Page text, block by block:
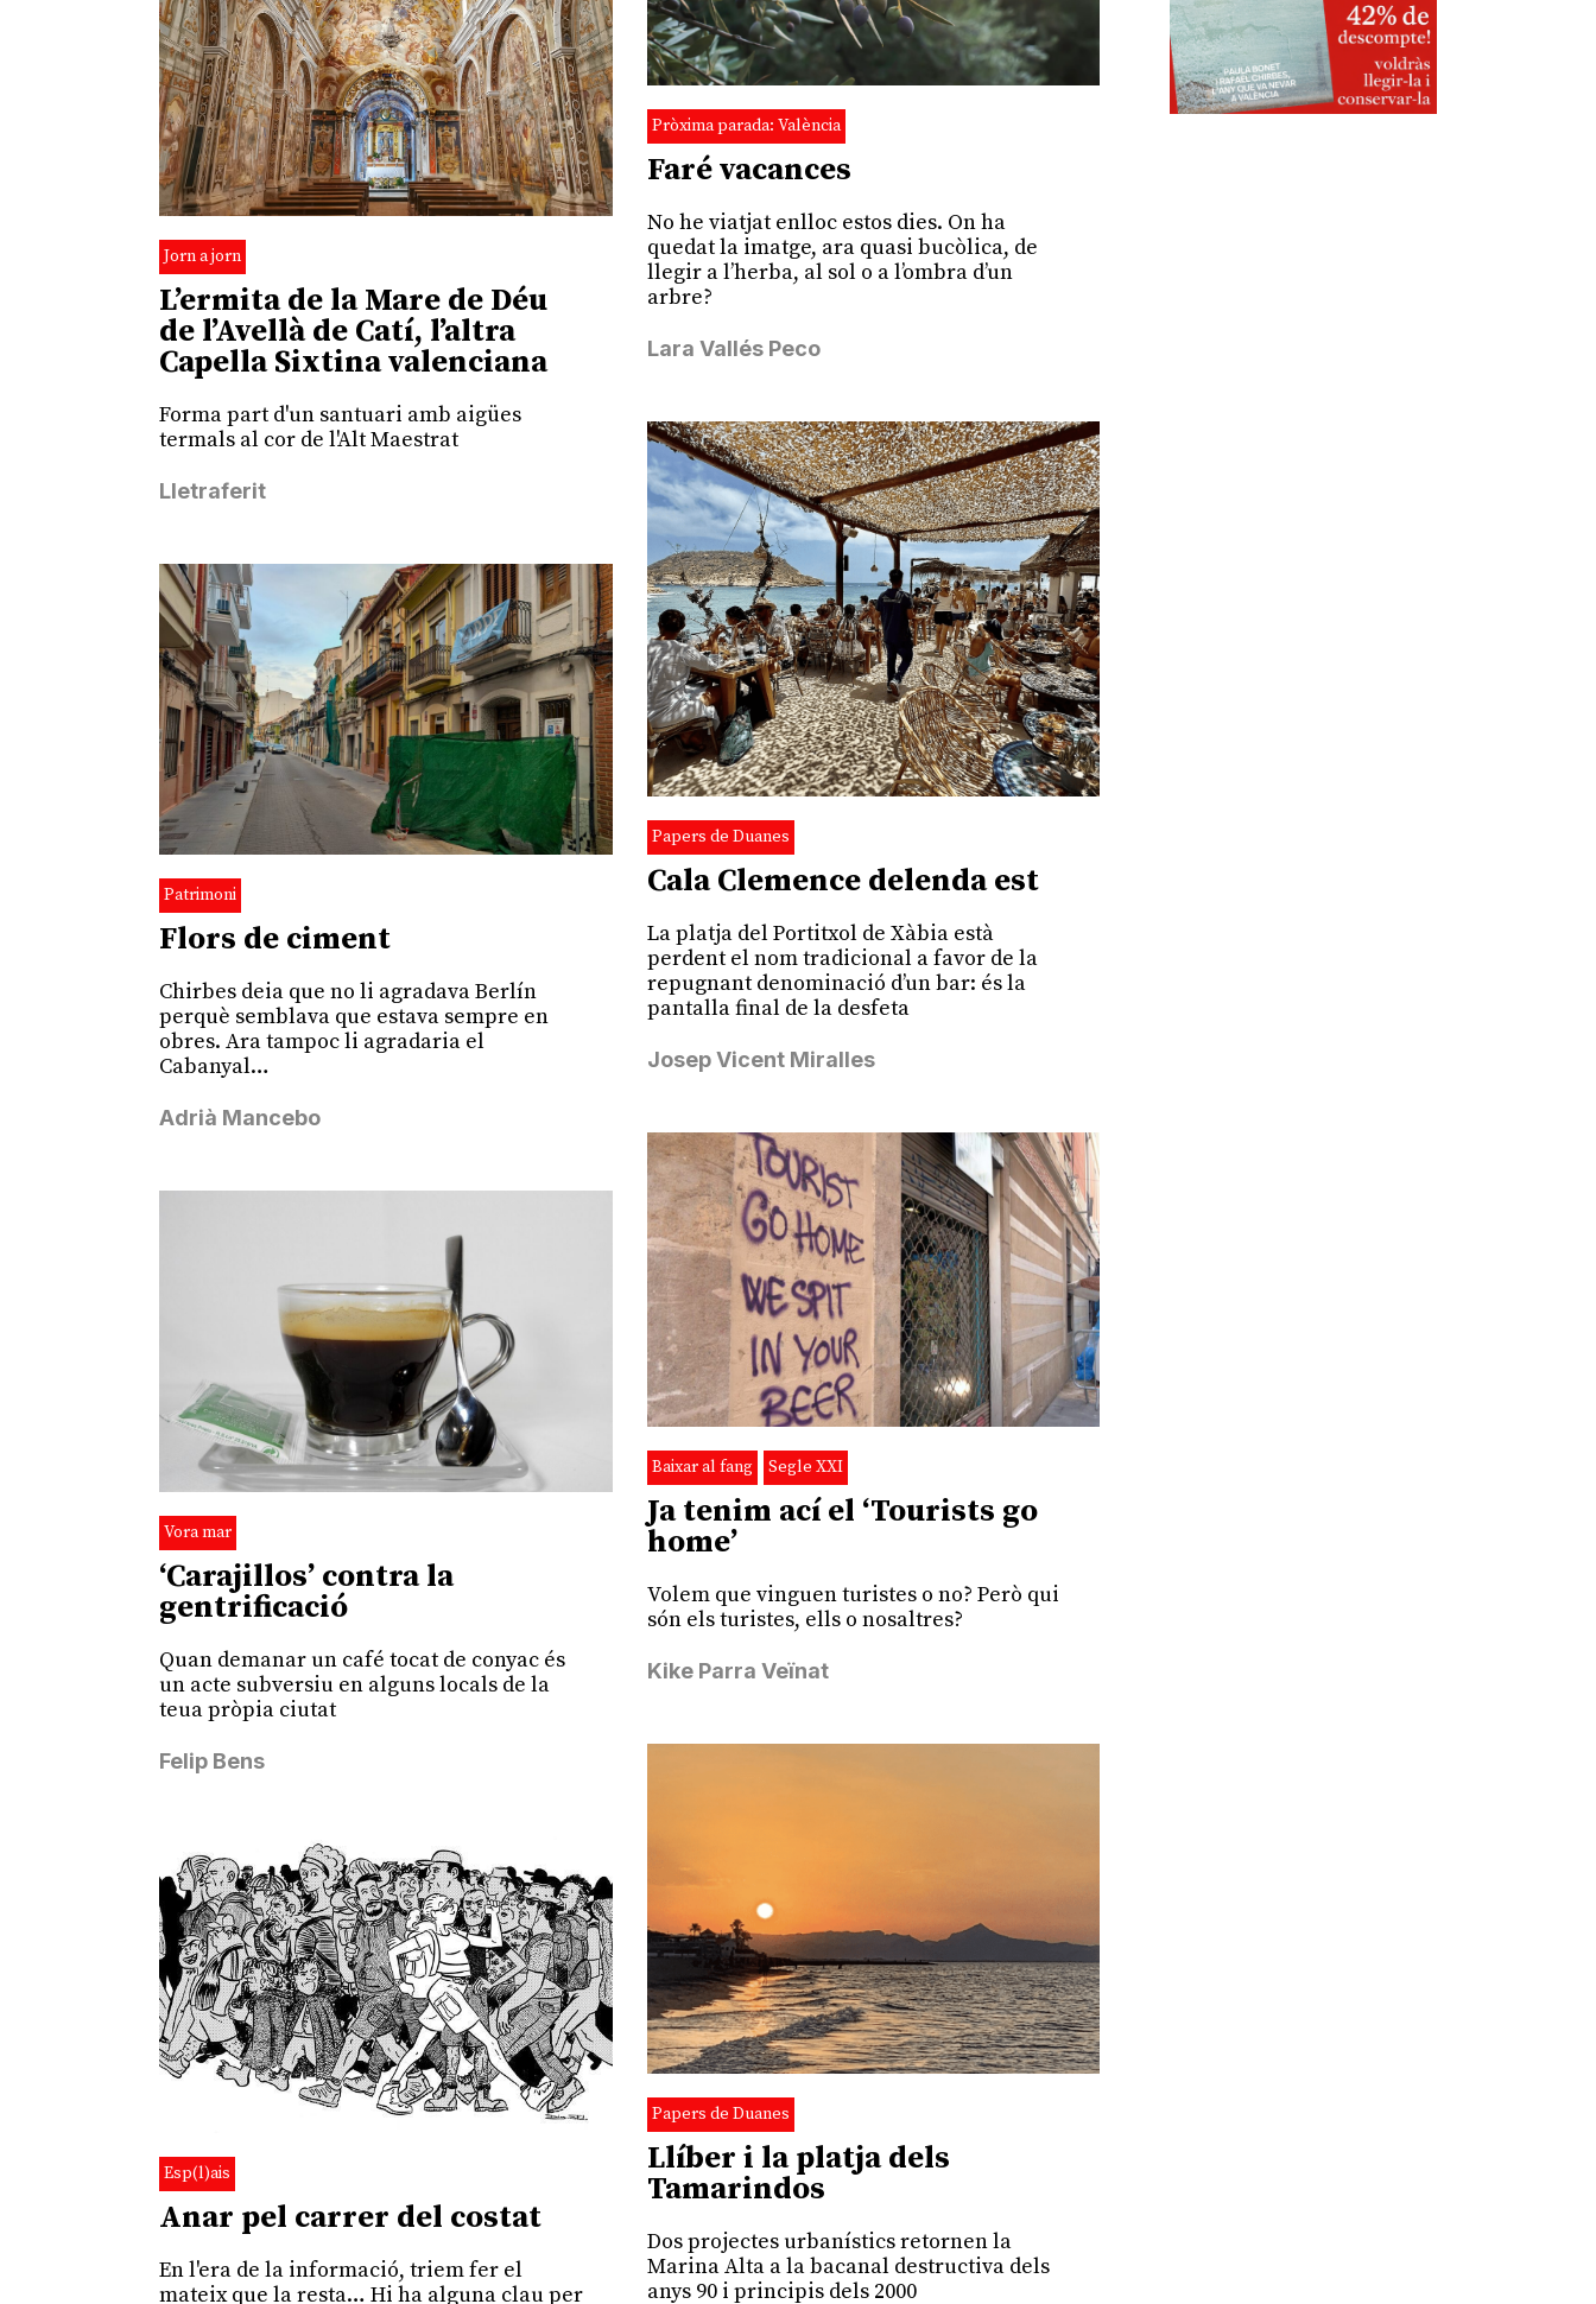
Pròxima parada: València
Faré vacances
No he viatjat enlloc estos dies. On ha
quedat la imatge, ara quasi bucòlica, de
llegir a l’herba, al sol o a l’ombra d’un
arbre?
Lara Vallés Peco
Jorn a jorn
L’ermita de la Mare de Déu
de l’Avellà de Catí, l’altra
Capella Sixtina valenciana
Forma part d'un santuari amb aigües
termals al cor de l'Alt Maestrat
Lletraferit
Papers de Duanes
Cala Clemence delenda est
La platja del Portitxol de Xàbia està
perdent el nom tradicional a favor de la
repugnant denominació d’un bar: és la
pantalla final de la desfeta
Josep Vicent Miralles
Patrimoni
Flors de ciment
Chirbes deia que no li agradava Berlín
perquè semblava que estava sempre en
obres. Ara tampoc li agradaria el
Cabanyal…
Adrià Mancebo
Baixar al fang Segle XXI
Ja tenim ací el ‘Tourists go
home’
Volem que vinguen turistes o no? Però qui
són els turistes, ells o nosaltres?
Kike Parra Veïnat
Vora mar
‘Carajillos’ contra la
gentrificació
Quan demanar un café tocat de conyac és
un acte subversiu en alguns locals de la
teua pròpia ciutat
Felip Bens
Papers de Duanes
Llíber i la platja dels
Tamarindos
Dos projectes urbanístics retornen la
Marina Alta a la bacanal destructiva dels
anys 90 i principis dels 2000
Esp(l)ais
Anar pel carrer del costat
En l'era de la informació, triem fer el
mateix que la resta… Hi ha alguna clau per